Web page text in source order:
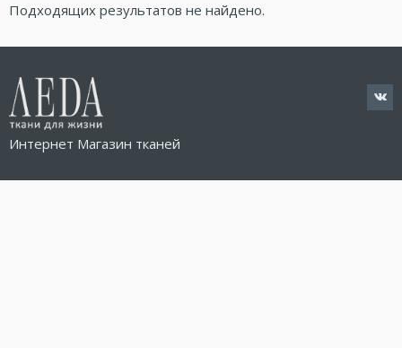
Подходящих результатов не найдено.
Интернет Магазин тканей